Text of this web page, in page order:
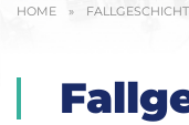
HOME »